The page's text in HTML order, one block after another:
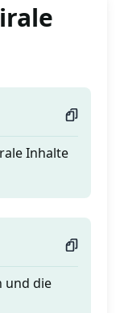
Inhalte
und die